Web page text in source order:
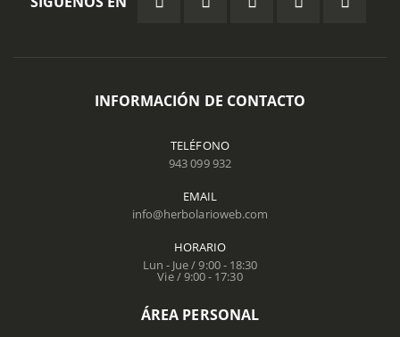
INFORMACIÓN DE CONTACTO
TELÉFONO
943 099 932
EMAIL
info@herbolarioweb.com
HORARIO
Lun - Jue / 9:00 - 18:30
Vie / 9:00 - 17:30
ÁREA PERSONAL